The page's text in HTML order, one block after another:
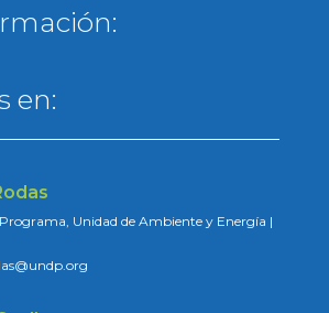
en:
Unidad de Ambiente y Energía |